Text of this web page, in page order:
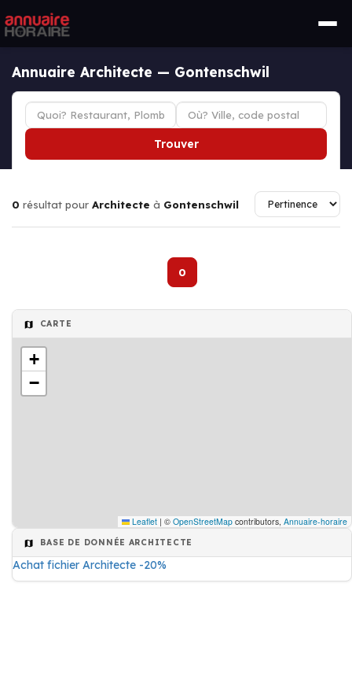
Annuaire Architecte — Gontenschwil
Trouver
0 résultat pour Architecte à Gontenschwil
0
CARTE
+
−
Leaflet | © OpenStreetMap contributors, Annuaire-horaire
BASE DE DONNÉE ARCHITECTE
Achat fichier Architecte -20%